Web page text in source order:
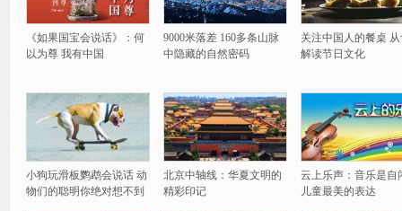
《如果国宝会说话》：何
以为尊 我有中国
9000米落差 160多条山脉
中隐藏的自然密码
关注中国人的餐桌
解读节日文化
小狗玩滑板鹦鹉会说话 动
物们的聪明你绝对想不到
北京中轴线：华夏文明的
精彩印记
云上乐声：音乐是自
儿童最美的表达